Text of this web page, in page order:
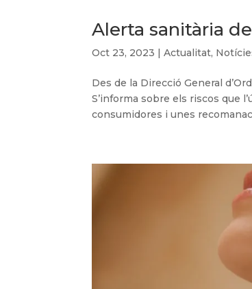
Alerta sanitària
Oct 23, 2023 |Actualitat,
Des de la Direcció General
S’informa sobre els riscos que
consumidores i unes